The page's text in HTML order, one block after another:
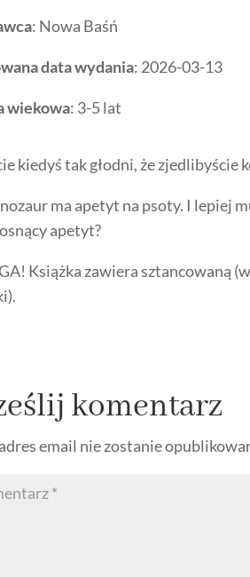
: Nowa Baśń
data wydania: 2026-03-13
wiekowa: 3-5 lat
kiedyś tak głodni, że zjedlibyście
ma apetyt na psoty. I lepiej
apetyt?
Książka zawiera sztancowaną
komentarz
email nie zostanie